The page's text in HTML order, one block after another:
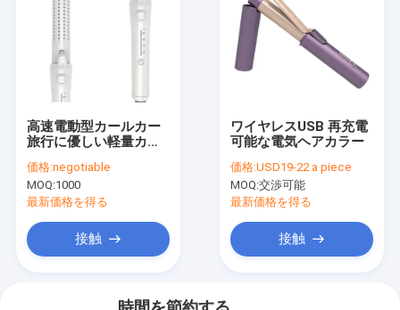
高速電動型カールカー
旅行に優しい軽量カー
価格:negotiable
MOQ:1000
最新価格を得る
接触
ワイヤレスUSB 再充電
可能な電気ヘアカラー
価格:USD19-22 a piece
MOQ:交渉可能
最新価格を得る
接触